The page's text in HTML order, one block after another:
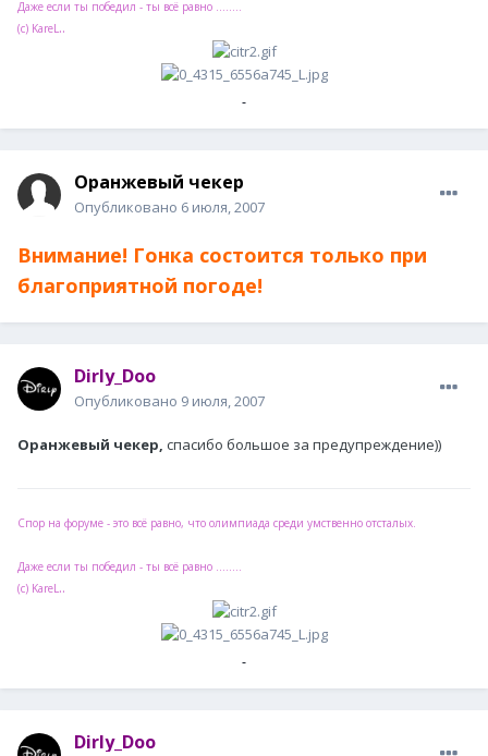
Даже если ты победил - ты всё равно ........
(с) KareL..
Оранжевый чекер
Опубликовано 6 июля, 2007
Внимание! Гонка состоится только при
благоприятной погоде!
Dirly_Doo
Опубликовано 9 июля, 2007
Оранжевый чекер, спасибо большое за предупреждение))
Спор на форуме - это всё равно, что олимпиада среди умственно отсталых.
Даже если ты победил - ты всё равно ........
(с) KareL..
Dirly_Doo